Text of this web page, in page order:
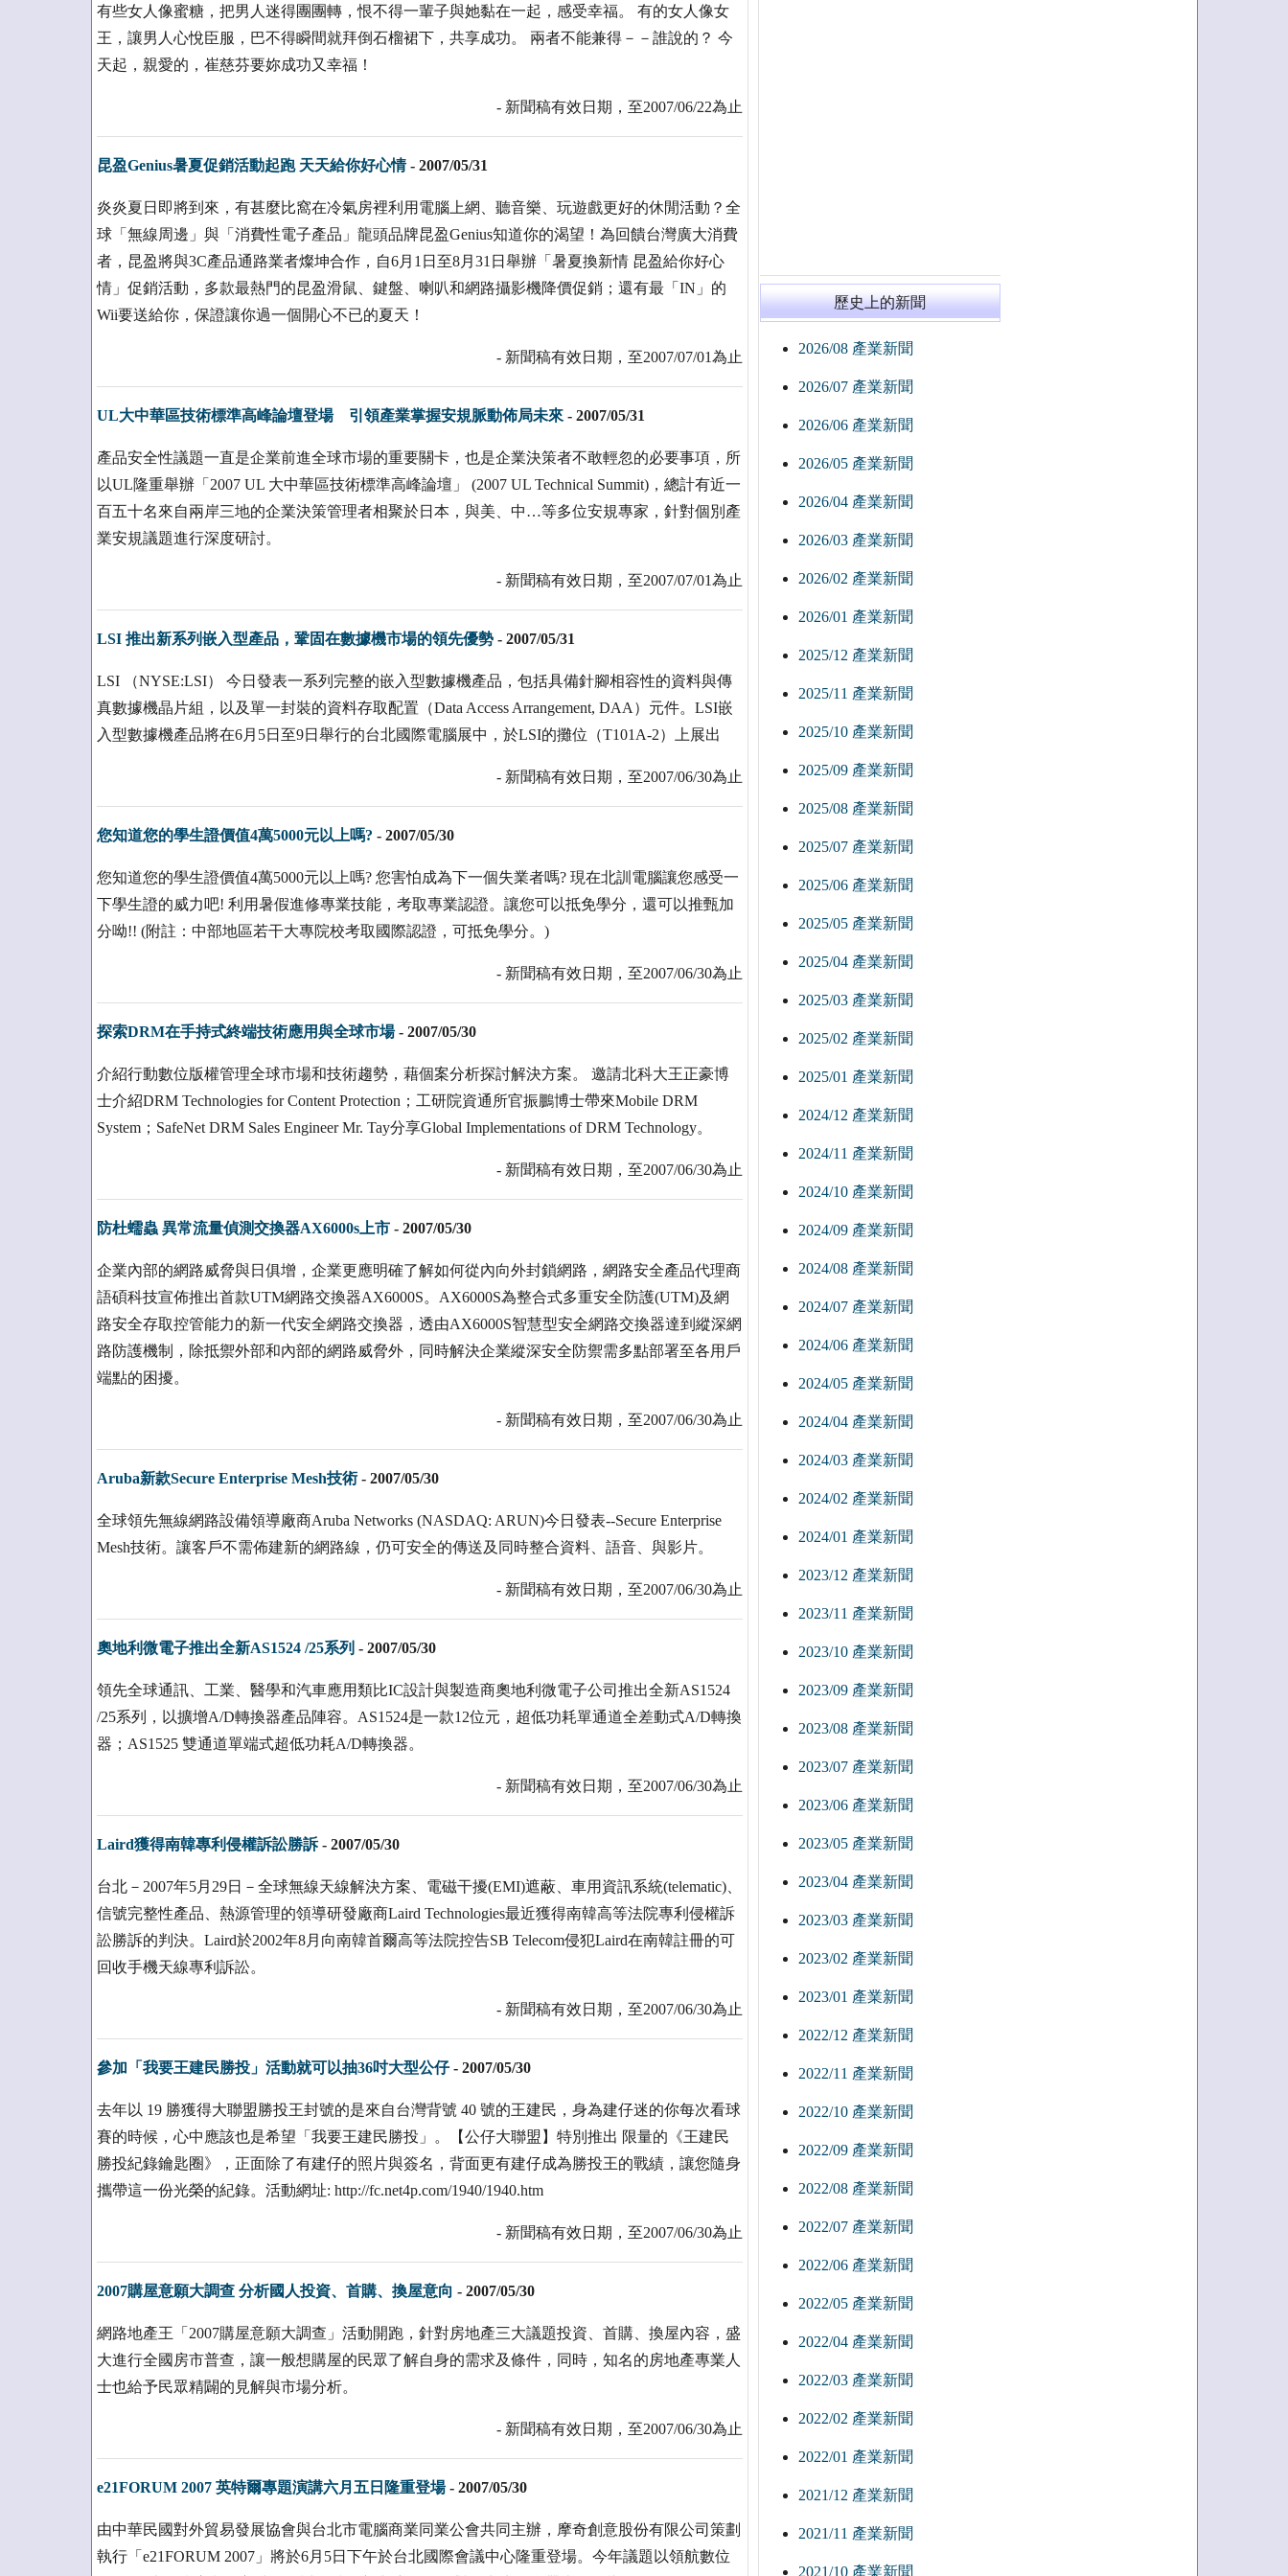
有些女人像蜜糖，把男人迷得團團轉，恨不得一輩子與她黏在一起，感受幸福。 有的女人像女
王，讓男人心悅臣服，巴不得瞬間就拜倒石榴裙下，共享成功。 兩者不能兼得－－誰說的？ 今
天起，親愛的，崔慈芬要妳成功又幸福！
- 新聞稿有效日期，至2007/06/22為止
昆盈Genius暑夏促銷活動起跑 天天給你好心情- 2007/05/31
炎炎夏日即將到來，有甚麼比窩在冷氣房裡利用電腦上網、聽音樂、玩遊戲更好的休閒活動？全
球「無線周邊」與「消費性電子產品」龍頭品牌昆盈Genius知道你的渴望！為回饋台灣廣大消費
者，昆盈將與3C產品通路業者燦坤合作，自6月1日至8月31日舉辦「暑夏換新情 昆盈給你好心
情」促銷活動，多款最熱門的昆盈滑鼠、鍵盤、喇叭和網路攝影機降價促銷；還有最「IN」的
Wii要送給你，保證讓你過一個開心不已的夏天！
- 新聞稿有效日期，至2007/07/01為止
UL大中華區技術標準高峰論壇登場 引領產業掌握安規脈動佈局未來- 2007/05/31
產品安全性議題一直是企業前進全球市場的重要關卡，也是企業決策者不敢輕忽的必要事項，所
以UL隆重舉辦「2007 UL 大中華區技術標準高峰論壇」 (2007 UL Technical Summit)，總計有近一
百五十名來自兩岸三地的企業決策管理者相聚於日本，與美、中…等多位安規專家，針對個別產
業安規議題進行深度研討。
- 新聞稿有效日期，至2007/07/01為止
LSI 推出新系列嵌入型產品，鞏固在數據機市場的領先優勢- 2007/05/31
LSI （NYSE:LSI） 今日發表一系列完整的嵌入型數據機產品，包括具備針腳相容性的資料與傳
真數據機晶片組，以及單一封裝的資料存取配置（Data Access Arrangement, DAA）元件。LSI嵌
入型數據機產品將在6月5日至9日舉行的台北國際電腦展中，於LSI的攤位（T101A-2）上展出
- 新聞稿有效日期，至2007/06/30為止
您知道您的學生證價值4萬5000元以上嗎? - 2007/05/30
您知道您的學生證價值4萬5000元以上嗎? 您害怕成為下一個失業者嗎? 現在北訓電腦讓您感受一
下學生證的威力吧! 利用暑假進修專業技能，考取專業認證。讓您可以抵免學分，還可以推甄加
分呦!! (附註：中部地區若干大專院校考取國際認證，可抵免學分。)
- 新聞稿有效日期，至2007/06/30為止
探索DRM在手持式終端技術應用與全球市場- 2007/05/30
介紹行動數位版權管理全球市場和技術趨勢，藉個案分析探討解決方案。 邀請北科大王正豪博
士介紹DRM Technologies for Content Protection；工研院資通所官振鵬博士帶來Mobile DRM
System；SafeNet DRM Sales Engineer Mr. Tay分享Global Implementations of DRM Technology。
- 新聞稿有效日期，至2007/06/30為止
防杜蠕蟲 異常流量偵測交換器AX6000s上市- 2007/05/30
企業內部的網路威脅與日俱增，企業更應明確了解如何從內向外封鎖網路，網路安全產品代理商
語碩科技宣佈推出首款UTM網路交換器AX6000S。AX6000S為整合式多重安全防護(UTM)及網
路安全存取控管能力的新一代安全網路交換器，透由AX6000S智慧型安全網路交換器達到縱深網
路防護機制，除抵禦外部和內部的網路威脅外，同時解決企業縱深安全防禦需多點部署至各用戶
端點的困擾。
- 新聞稿有效日期，至2007/06/30為止
Aruba新款Secure Enterprise Mesh技術- 2007/05/30
全球領先無線網路設備領導廠商Aruba Networks (NASDAQ: ARUN)今日發表--Secure Enterprise
Mesh技術。讓客戶不需佈建新的網路線，仍可安全的傳送及同時整合資料、語音、與影片。
- 新聞稿有效日期，至2007/06/30為止
奧地利微電子推出全新AS1524 /25系列 - 2007/05/30
領先全球通訊、工業、醫學和汽車應用類比IC設計與製造商奧地利微電子公司推出全新AS1524
/25系列，以擴增A/D轉換器產品陣容。AS1524是一款12位元，超低功耗單通道全差動式A/D轉換
器；AS1525 雙通道單端式超低功耗A/D轉換器。
- 新聞稿有效日期，至2007/06/30為止
Laird獲得南韓專利侵權訴訟勝訴- 2007/05/30
台北－2007年5月29日－全球無線天線解決方案、電磁干擾(EMI)遮蔽、車用資訊系統(telematic)、
信號完整性產品、熱源管理的領導研發廠商Laird Technologies最近獲得南韓高等法院專利侵權訴
訟勝訴的判決。Laird於2002年8月向南韓首爾高等法院控告SB Telecom侵犯Laird在南韓註冊的可
回收手機天線專利訴訟。
- 新聞稿有效日期，至2007/06/30為止
參加「我要王建民勝投」活動就可以抽36吋大型公仔- 2007/05/30
去年以 19 勝獲得大聯盟勝投王封號的是來自台灣背號 40 號的王建民，身為建仔迷的你每次看球
賽的時候，心中應該也是希望「我要王建民勝投」。【公仔大聯盟】特別推出 限量的《王建民
勝投紀錄鑰匙圈》，正面除了有建仔的照片與簽名，背面更有建仔成為勝投王的戰績，讓您隨身
攜帶這一份光榮的紀錄。活動網址: http://fc.net4p.com/1940/1940.htm
- 新聞稿有效日期，至2007/06/30為止
2007購屋意願大調查 分析國人投資、首購、換屋意向 - 2007/05/30
網路地產王「2007購屋意願大調查」活動開跑，針對房地產三大議題投資、首購、換屋內容，盛
大進行全國房市普查，讓一般想購屋的民眾了解自身的需求及條件，同時，知名的房地產專業人
士也給予民眾精闢的見解與市場分析。
- 新聞稿有效日期，至2007/06/30為止
e21FORUM 2007 英特爾專題演講六月五日隆重登場- 2007/05/30
由中華民國對外貿易發展協會與台北市電腦商業同業公會共同主辦，摩奇創意股份有限公司策劃
執行「e21FORUM 2007」將於6月5日下午於台北國際會議中心隆重登場。今年議題以領航數位
歷史上的新聞
2026/08 產業新聞
2026/07 產業新聞
2026/06 產業新聞
2026/05 產業新聞
2026/04 產業新聞
2026/03 產業新聞
2026/02 產業新聞
2026/01 產業新聞
2025/12 產業新聞
2025/11 產業新聞
2025/10 產業新聞
2025/09 產業新聞
2025/08 產業新聞
2025/07 產業新聞
2025/06 產業新聞
2025/05 產業新聞
2025/04 產業新聞
2025/03 產業新聞
2025/02 產業新聞
2025/01 產業新聞
2024/12 產業新聞
2024/11 產業新聞
2024/10 產業新聞
2024/09 產業新聞
2024/08 產業新聞
2024/07 產業新聞
2024/06 產業新聞
2024/05 產業新聞
2024/04 產業新聞
2024/03 產業新聞
2024/02 產業新聞
2024/01 產業新聞
2023/12 產業新聞
2023/11 產業新聞
2023/10 產業新聞
2023/09 產業新聞
2023/08 產業新聞
2023/07 產業新聞
2023/06 產業新聞
2023/05 產業新聞
2023/04 產業新聞
2023/03 產業新聞
2023/02 產業新聞
2023/01 產業新聞
2022/12 產業新聞
2022/11 產業新聞
2022/10 產業新聞
2022/09 產業新聞
2022/08 產業新聞
2022/07 產業新聞
2022/06 產業新聞
2022/05 產業新聞
2022/04 產業新聞
2022/03 產業新聞
2022/02 產業新聞
2022/01 產業新聞
2021/12 產業新聞
2021/11 產業新聞
2021/10 產業新聞